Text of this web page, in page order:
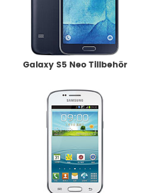
Galaxy S5 Neo Tillbehör